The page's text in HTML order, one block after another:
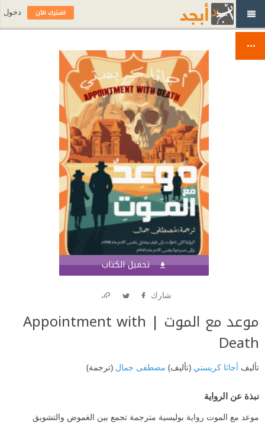
تحميل الكتاب
شارك
موعد مع الموت | Appointment with
Death
تأليف أجاثا كريستي (تأليف) مصطفى جمال (ترجمة)
نبذة عن الرواية
موعد مع الموت رواية بوليسية مترجمة تجمع بين الغموض والتشويق
اشترك الآن دخول